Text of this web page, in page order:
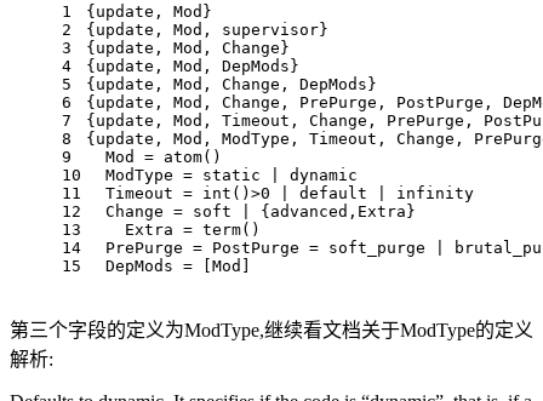
1
2
3
4
5
6
7
8
9
10
11
12
13
14
15
{update, Mod}
{update, Mod, supervisor}
{update, Mod, Change}
{update, Mod, DepMods}
{update, Mod, Change, DepMods}
{update, Mod, Change, PrePurge, PostPurge,
{update, Mod, Timeout, Change, PrePurge,
{update, Mod, ModType, Timeout, Change,
  Mod = atom()
  ModType = static | dynamic
  Timeout = int()>0 | default | infinity
  Change = soft | {advanced,Extra}
    Extra = term()
PrePurge = PostPurge = soft_purge |
  DepMods = [Mod]
第三个字段的定义为ModType,继续看文档关于ModType的定义
解析: